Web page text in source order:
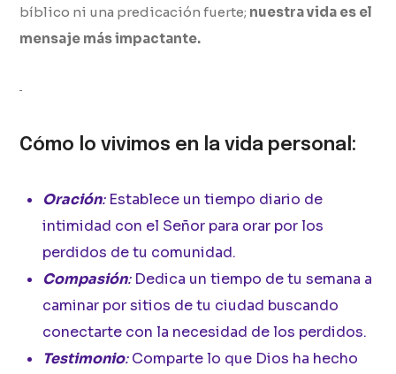
bíblico ni una predicación fuerte; nuestra vida es el
mensaje más impactante.
Cómo lo vivimos en la vida personal:
Oración: Establece un tiempo diario de
intimidad con el Señor para orar por los
perdidos de tu comunidad.
Compasión: Dedica un tiempo de tu semana a
caminar por sitios de tu ciudad buscando
conectarte con la necesidad de los perdidos.
Testimonio:Comparte lo que Dios ha hecho